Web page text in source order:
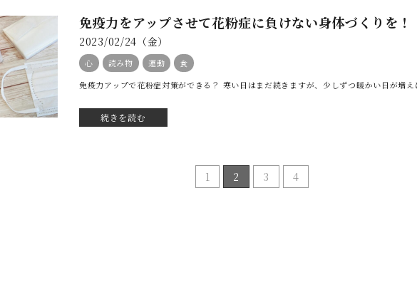
免疫力をアップさせて花粉症に負けない身体づくりを！
2023/02/24（金）
心 読み物 運動
食
免疫力アップで花粉症対策ができる？ 寒い日はまだ続きますが、少しずつ暖かい日が増
続きを読む
1 2 3 4